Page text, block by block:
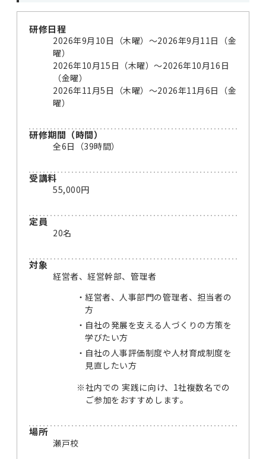
研修日程
2026年9月10日（木曜）～2026年9月11日（金
曜）
2026年10月15日（木曜）～2026年10月16日
（金曜）
2026年11月5日（木曜）～2026年11月6日（金
曜）
研修期間（時間）
全6日（39時間）
受講料
55,000円
定員
20名
対象
経営者、経営幹部、管理者
経営者、人事部門の管理者、担当者の
方
自社の発展を支える人づくりの方策を
学びたい方
自社の人事評価制度や人材育成制度を
見直したい方
※社内での 実践に向け、1社複数名での
ご参加をおすすめします。
場所
瀬戸校